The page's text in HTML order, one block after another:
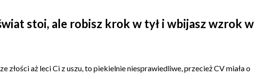
stoi, ale robisz krok w tył i wbijasz wzrok w
aż leci Ci z uszu, to piekielnie niesprawiedliwe, przecież CV miała o